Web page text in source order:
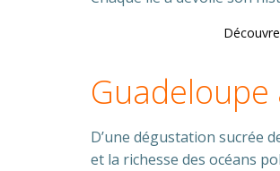
D’une dégustation sucrée
et la richesse des océans